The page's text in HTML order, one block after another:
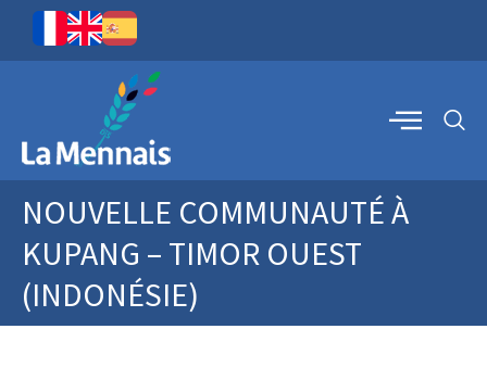
NOUVELLE COMMUNAUTÉ À
KUPANG – TIMOR OUEST
(INDONÉSIE)